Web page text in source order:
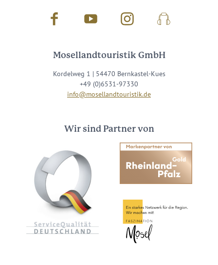
Facebook Youtube InstagramPodcast
Mosellandtouristik GmbH
Kordelweg 1 | 54470 Bernkastel-Kues
+49 (0)6531-97330
info@mosellandtouristik.de
Wir sind Partner von